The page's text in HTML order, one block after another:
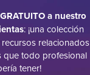
a nuestro
: ¡una colección
relacionados
que todo profesional
tener!